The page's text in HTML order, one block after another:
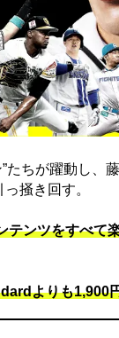
たちが躍動し、
掻き回す。
テンツをすべて
よりも1,900